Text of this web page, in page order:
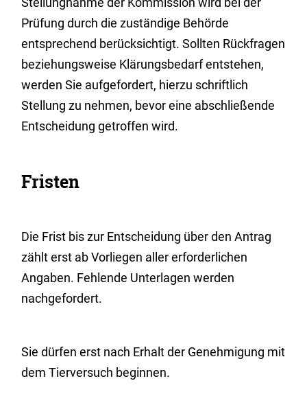
Prüfung durch die zuständige Behörde
entsprechend berücksichtigt. Sollten Rückfragen
beziehungsweise Klärungsbedarf entstehen,
werden Sie aufgefordert, hierzu schriftlich
Stellung zu nehmen, bevor eine abschließende
Entscheidung getroffen wird.
Fristen
Die Frist bis zur Entscheidung über den Antrag
zählt erst ab Vorliegen aller erforderlichen
Angaben. Fehlende Unterlagen werden
nachgefordert.
Sie dürfen erst nach Erhalt der Genehmigung mit
dem Tierversuch beginnen.